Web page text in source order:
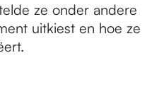
ze onder andere
uitkiest en hoe ze